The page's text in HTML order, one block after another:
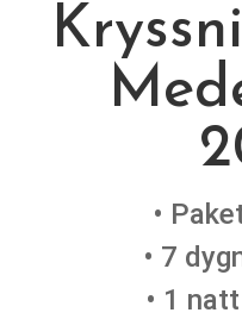
•
• 7
• 1